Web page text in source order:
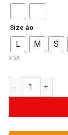
Size áo
L M S
XÓA
Số lượng